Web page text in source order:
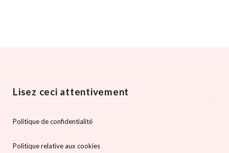
Lisez ceci attentivement
Politique de confidentialité
Politique relative aux cookies